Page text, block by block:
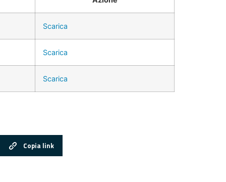
Scarica
Scarica
Scarica
Copia link